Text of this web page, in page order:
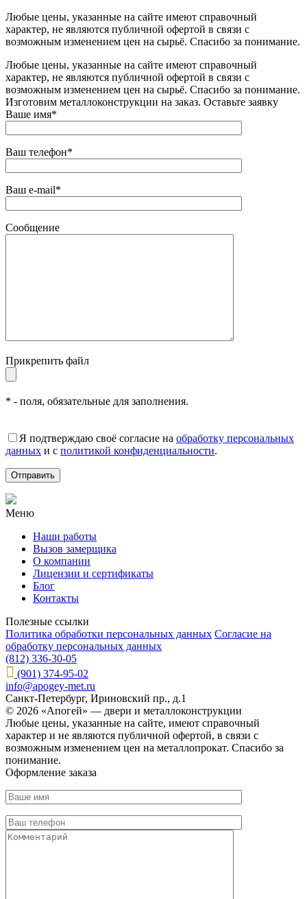
Любые цены, указанные на сайте имеют справочный
характер, не являются публичной офертой в связи с
возможным изменением цен на сырьё. Спасибо за понимание.
Любые цены, указанные на сайте имеют справочный
характер, не являются публичной офертой в связи с
возможным изменением цен на сырьё. Спасибо за понимание.
Изготовим металлоконструкции на заказ. Оставьте заявку
Ваше имя*
Ваш телефон*
Ваш e-mail*
Сообщение
Прикрепить файл
* - поля, обязательные для заполнения.
Я подтверждаю своё согласие на обработку персональных
данных и с политикой конфиденциальности.
Меню
Наши работы
Вызов замерщика
О компании
Лицензии и сертификаты
Блог
Контакты
Полезные ссылки
Политика обработки персональных данных Согласие на
обработку персональных данных
(812) 336-30-05
(901) 374-95-02
info@apogey-met.ru
Санкт-Петербург, Ириновский пр., д.1
© 2026 «Апогей» — двери и металлоконструкции
Любые цены, указанные на сайте, имеют справочный
характер и не являются публичной офертой, в связи с
возможным изменением цен на металлопрокат. Спасибо за
понимание.
Оформление заказа